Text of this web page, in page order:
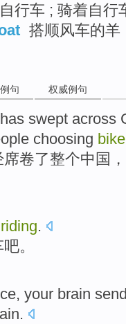
行车 ; 骑着自行
搭顺风车的羊
句 权威例句
has swept across
choosing bike
席卷了整个中国 ，
riding.
。
, your brain
.